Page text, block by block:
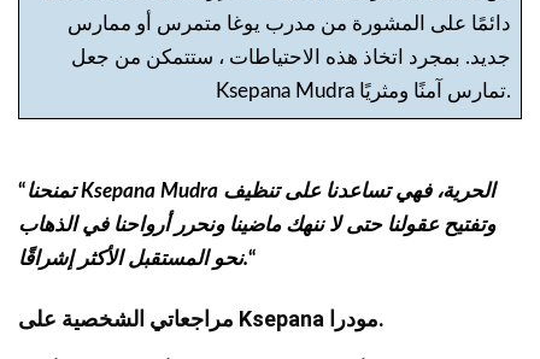
دائمًا على المشورة من مدرب يوغا متمرس أو ممارس
جديد. بمجرد اتخاذ هذه الاحتياطات ، ستتمكن من جعل
Ksepana Mudra تمارس آمنًا ومثريًا.
“تمنحنا Ksepana Mudra الحرية، فهي تساعدنا على تنظيف
وتفتيح عقولنا حتى لا ننهك ماضينا ونحرر أرواحنا في الذهاب
نحو المستقبل الأكثر إشراقًا.“
مراجعاتي الشخصية على Ksepana مودرا.